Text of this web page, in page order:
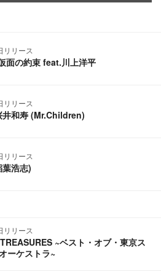
リリース
面の約束 feat.川上洋平
リリース
井和寿 (Mr.Children)
リリース
浩志)
リリース
~ベスト・オブ・東京ス
ーケストラ~